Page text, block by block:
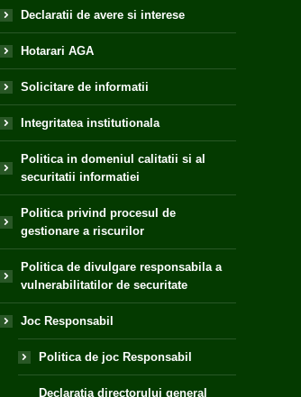
Declaratii de avere si interese
Hotarari AGA
Solicitare de informatii
Integritatea institutionala
Politica in domeniul calitatii si al
securitatii informatiei
Politica privind procesul de
gestionare a riscurilor
Politica de divulgare responsabila a
vulnerabilitatilor de securitate
Joc Responsabil
Politica de joc Responsabil
Declaratia directorului general